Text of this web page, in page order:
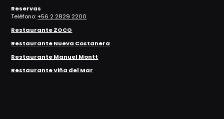
Reservas
Teléfono:+56 2 2829 2200
Restaurante ZOCO
Restaurante Nueva Costanera
Restaurante Manuel Montt
Restaurante Viña del Mar